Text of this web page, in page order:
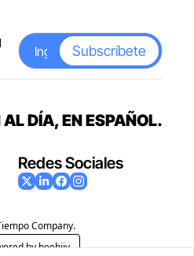
Subscríbete
DÍA, EN ESPAÑOL.
Redes Sociales
Company.
by beehiiv